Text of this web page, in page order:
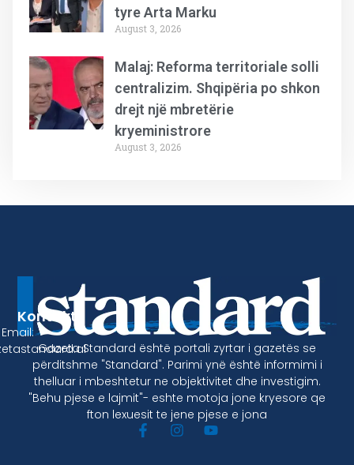
tyre Arta Marku
August 3, 2026
Malaj: Reforma territoriale solli
centralizim. Shqipëria po shkon
drejt një mbretërie
kryeministrore
August 3, 2026
Gazeta Standard është portali zyrtar i gazetës se
përditshme "Standard". Parimi ynë është informimi i
thelluar i mbeshtetur ne objektivitet dhe investigim.
"Behu pjese e lajmit"- eshte motoja jone kryesore qe
fton lexuesit te jene pjese e jona
Kontakt
Email: